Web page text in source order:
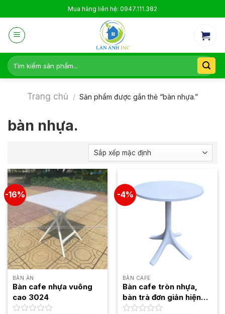
to
content
Mua hàng liên hệ: 0947.111.382
Tìm
kiếm:
Trang chủ / Sản phẩm được gắn thẻ “bàn nhựa.”
bàn nhựa.
-16%
BÀN ĂN
Bàn cafe nhựa vuông
cao 3024
-4%
BÀN CAFE
Bàn cafe tròn nhựa,
bàn trà đơn giản hiện
đại 3055